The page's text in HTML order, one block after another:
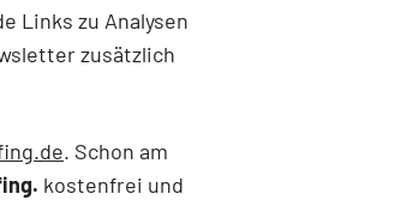
Links zu Analysen
zusätzlich
. Schon am
kostenfrei und